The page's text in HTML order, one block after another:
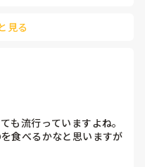
見る
も流行っていますよね。
食べるかなと思いますが
の商品が食べやすかっ